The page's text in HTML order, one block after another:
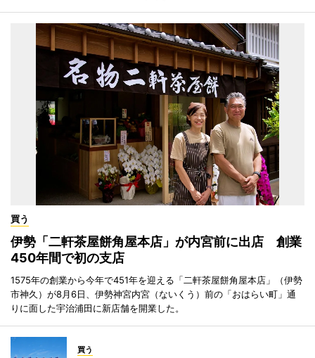
買う
伊勢「二軒茶屋餅角屋本店」が内宮前に出店 創業
450年間で初の支店
1575年の創業から今年で451年を迎える「二軒茶屋餅角屋本店」（伊勢
市神久）が8月6日、伊勢神宮内宮（ないくう）前の「おはらい町」通
りに面した宇治浦田に新店舗を開業した。
買う